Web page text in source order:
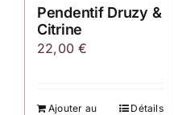
Pendentif Druzy &
Citrine
22,00€
Ajouter au
Détails